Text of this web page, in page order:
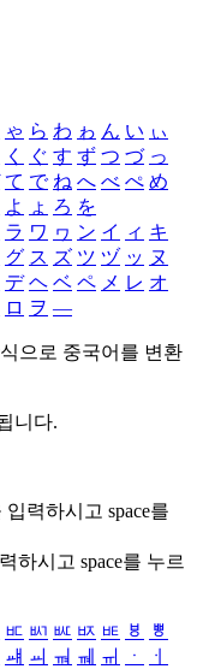
ゃ ら わ ゎ ん い ぃ
く ぐ す ず つ づ っ
て で ね へ べ ぺ め
よ ょ ろ を
ラ ワ ヮ ン イ ィ キ
グ ス ズ ツ ヅ ッ ヌ
デ ヘ ベ ペ メ レ オ
ロ ヲ ―
으로 중국어를 변환
니다.
입력하시고 space를
하시고 space를 누르
ㅳ ㅴ ㅵ ㅶ ㅷ ㅸ
ㅹ
ㆈ ㆉ ㆊ ㆋ ㆌ ㆍ
ㆎ